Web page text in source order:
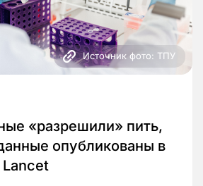
Источник фото: ТПУ
«разрешили» пить,
опубликованы в